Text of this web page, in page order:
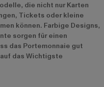
die nicht nur Karten
Tickets oder kleine
können. Farbige Designs,
sorgen für einen
das Portemonnaie gut
das Wichtigste